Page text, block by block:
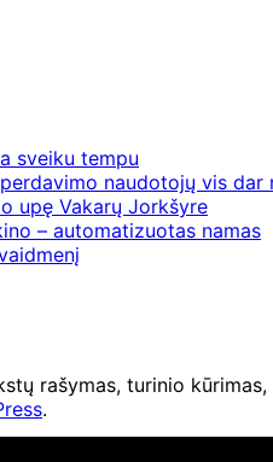
sveiku tempu
naudotojų vis
upę Vakarų Jorkšyre
– automatizuotas namas
rašymas, turinio
.